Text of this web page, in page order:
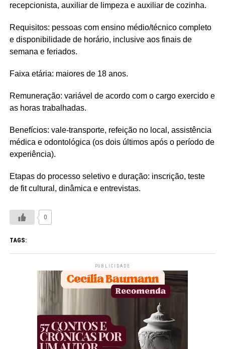
recepcionista, auxiliar de limpeza e auxiliar de cozinha.
Requisitos: pessoas com ensino médio/técnico completo
e disponibilidade de horário, inclusive aos finais de
semana e feriados.
Faixa etária: maiores de 18 anos.
Remuneração: variável de acordo com o cargo exercido e
as horas trabalhadas.
Benefícios: vale-transporte, refeição no local, assistência
médica e odontológica (os dois últimos após o período de
experiência).
Etapas do processo seletivo e duração: inscrição, teste
de fit cultural, dinâmica e entrevistas.
0
TAGS:
PUBLICIDADE